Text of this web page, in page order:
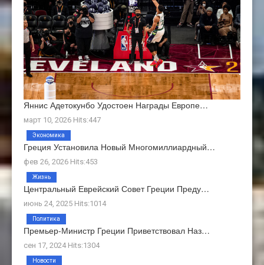
Яннис Адетокунбо Удостоен Награды Европе…
март 10, 2026 Hits:447
Греция Установила Новый Многомиллиардный…
фев 26, 2026 Hits:453
Экономика
Центральный Еврейский Совет Греции Преду…
июнь 24, 2025 Hits:1014
Жизнь
Премьер-Министр Греции Приветствовал Наз…
сен 17, 2024 Hits:1304
Политика
Новости